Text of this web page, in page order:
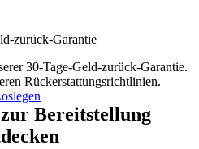
zurück-Garantie
30-Tage-Geld-zurück-Garantie.
Rückerstattungsrichtlinien.
Bereitstellung